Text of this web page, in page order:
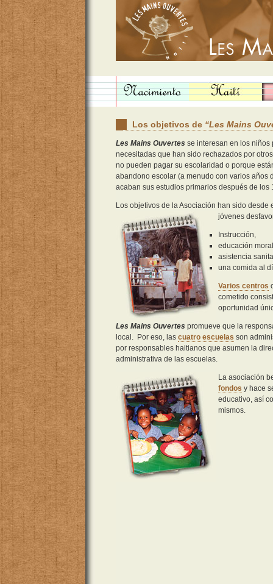
Los objetivos de “Les Mains
Les Mains Ouvertes se interesan en los niños
necesitadas que han sido rechazados por
no pueden pagar su escolaridad o porque
abandono escolar (a menudo con varios años
acaban sus estudios primarios después de los
Los objetivos de la Asociación han sido
jóvenes
Instrucción,
educación
asistencia
una comida al
Varios centros
cometido
oportunidad
Les Mains Ouvertes promueve que la
local. Por eso, las cuatro escuelas son
por responsables haitianos que asumen la
administrativa de las escuelas.
La asociación
fondos y hace
educativo, así
mismos.